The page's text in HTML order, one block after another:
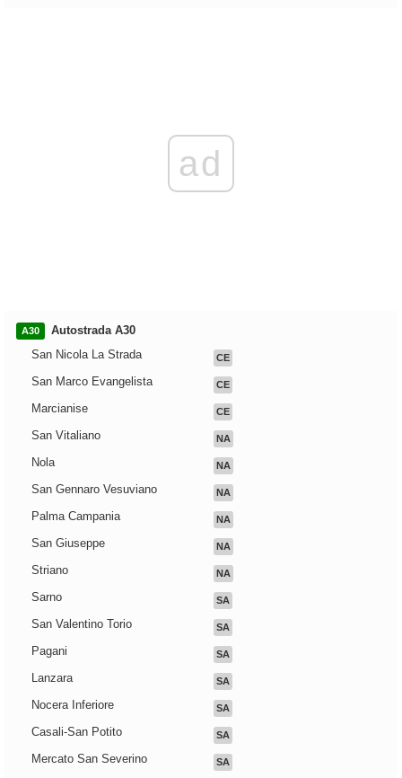
ad
A30
Autostrada A30
San Nicola La Strada
CE
San Marco Evangelista CE
Marcianise CE
San Vitaliano NA
Nola NA
San Gennaro Vesuviano NA
Palma Campania NA
San Giuseppe NA
Striano NA
Sarno SA
San Valentino Torio SA
Pagani SA
Lanzara SA
Nocera Inferiore SA
Casali-San Potito SA
Mercato San Severino SA